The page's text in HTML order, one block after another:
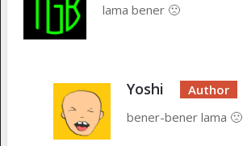
lama bener 🙁
Yoshi
bener-bener lama 🙁